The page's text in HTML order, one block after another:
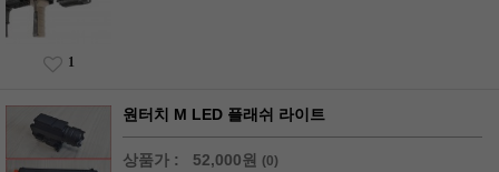
1
원터치 M LED 플래쉬 라이트
상품가 : 52,000원 (0)